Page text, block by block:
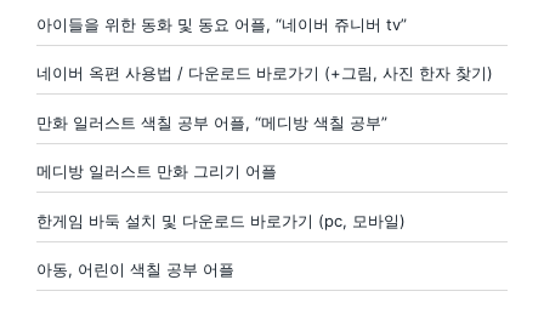
아이들을 위한 동화 및 동요 어플, “네이버 쥬니버 tv”
네이버 옥편 사용법 / 다운로드 바로가기 (+그림, 사진 한자 찾기)
만화 일러스트 색칠 공부 어플, “메디방 색칠 공부”
메디방 일러스트 만화 그리기 어플
한게임 바둑 설치 및 다운로드 바로가기 (pc, 모바일)
아동, 어린이 색칠 공부 어플